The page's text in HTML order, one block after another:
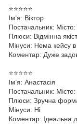
⭐⭐⭐⭐⭐
Ім'я: Віктор
Постачальник: Місто:
Плюси: Відмінна
Мінуси: Нема кейсу в
Коментар: Дуже
⭐⭐⭐⭐⭐
Ім'я: Анастасія
Постачальник: Місто:
Плюси: Зручна
Мінуси: Ні
Коментар: Ідеальна